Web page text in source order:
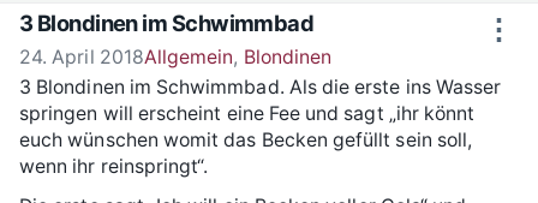
Zum Inhalt springen ⋮
3 Blondinen im Schwimmbad
24. April 2018Allgemein, Blondinen
3 Blondinen im Schwimmbad. Als die erste ins Wasser
springen will erscheint eine Fee und sagt „ihr könnt
euch wünschen womit das Becken gefüllt sein soll,
wenn ihr reinspringt“.